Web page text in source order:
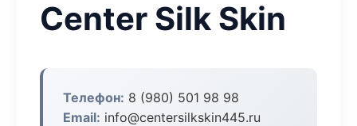
Center Silk Skin
Телефон: 8 (980) 501 98 98
Email: info@centersilkskin445.ru